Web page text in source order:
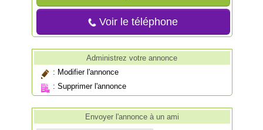
Voir le téléphone
Administrez votre annonce
: Modifier l'annonce
:Supprimer l'annonce
Envoyer l'annonce à un ami